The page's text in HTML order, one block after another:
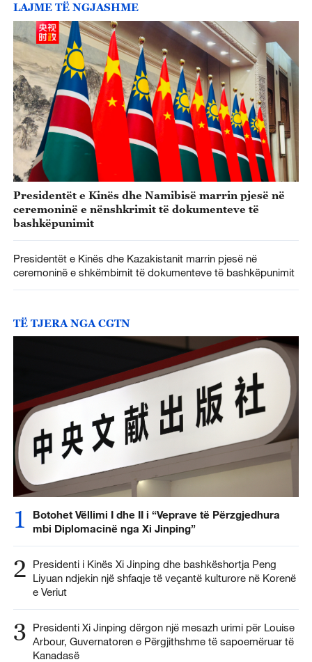
LAJME TË NGJASHME
Presidentët e Kinës dhe Namibisë marrin pjesë në
ceremoninë e nënshkrimit të dokumenteve të
bashkëpunimit
Presidentët e Kinës dhe Kazakistanit marrin pjesë në
ceremoninë e shkëmbimit të dokumenteve të bashkëpunimit
TË TJERA NGA CGTN
1
Botohet Vëllimi I dhe II i “Veprave të Përzgjedhura
mbi Diplomacinë nga Xi Jinping”
2
Presidenti i Kinës Xi Jinping dhe bashkëshortja Peng
Liyuan ndjekin një shfaqje të veçantë kulturore në Korenë
e Veriut
3
Presidenti Xi Jinping dërgon një mesazh urimi për Louise
Arbour, Guvernatoren e Përgjithshme të sapoemëruar të
Kanadasë